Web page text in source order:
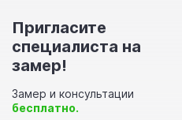
Пригласите
специалиста на
замер!
Замер и консультации
бесплатно.